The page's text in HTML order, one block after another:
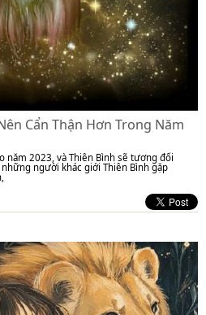
Cẩn Thận Hơn Trong Năm
năm 2023, và Thiên Bình sẽ tương đối
người khác giới Thiên Bình gặp